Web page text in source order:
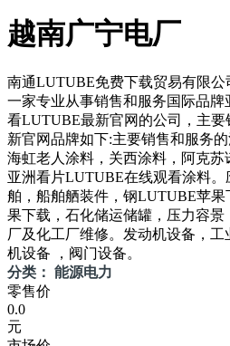
越南广宁电厂
南通LUTUBE免费下载贸易有限公司
一家专业从事销售和服务国际品
看LUTUBE最新官网的公司，主
新官网品牌如下:主要销售和服务的
海虹老人涂料，关西涂料，阿
亚洲看片LUTUBE在线观看涂料
舶，船舶舾装件，钢LUTUBE
果下载，石化储运储罐，压力容景
厂及化工厂维修。发动机设备，
机设备 ，阀门设备。
分类： 能源电力
零售价
0.0
元